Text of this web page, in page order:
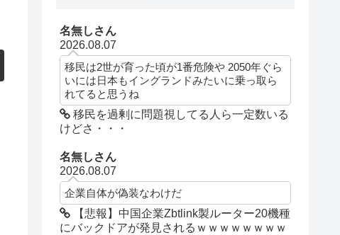
名無しさん
2026.08.07
移民は2世が育った頃が1番危険や 2050年ぐら
いには日本もイングランドみたいに乗っ取ら
れてると思うね
移民を過剰に問題視してる人ら一定数いる
けどさ・・・
名無しさん
2026.08.07
企業自体が偽装なわけだ
【悲報】中国企業Zbtlink製ルーター20機種
にバックドアが発見されるｗｗｗｗｗｗｗｗ